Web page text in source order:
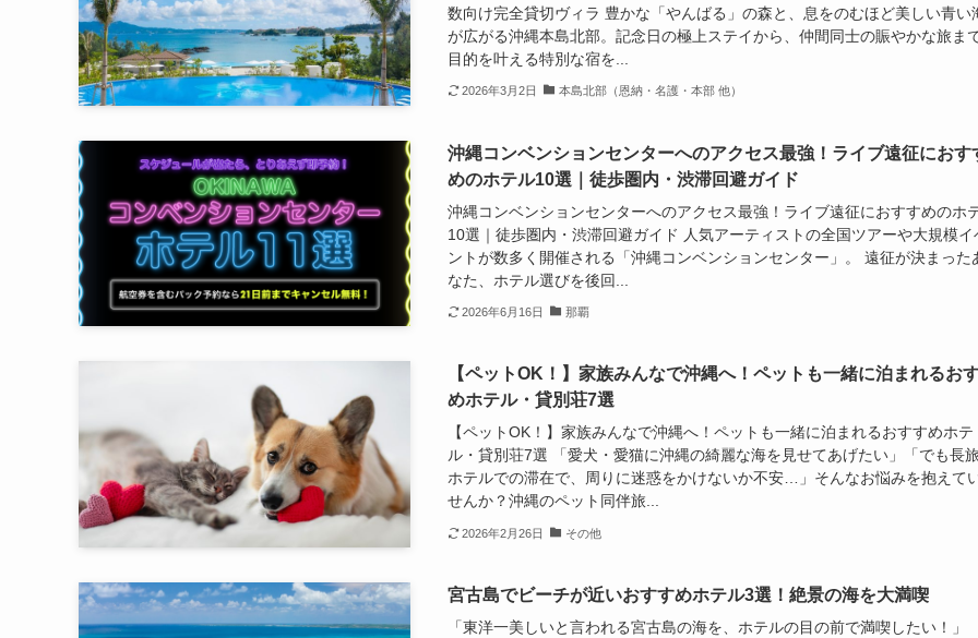
数向け完全貸切ヴィラ 豊かな「やんばる」の森と、息をのむほど美しい青い
が広がる沖縄本島北部。記念日の極上ステイから、仲間同士の賑やかな旅まで
目的を叶える特別な宿を...
2026年3月2日 本島北部（恩納・名護・本部 他）
沖縄コンベンションセンターへのアクセス最強！ライブ遠征におす
めのホテル10選｜徒歩圏内・渋滞回避ガイド
沖縄コンベンションセンターへのアクセス最強！ライブ遠征におすすめのホ
10選｜徒歩圏内・渋滞回避ガイド 人気アーティストの全国ツアーや大規模イ
ントが数多く開催される「沖縄コンベンションセンター」。 遠征が決まった
なた、ホテル選びを後回...
2026年6月16日 那覇
【ペットOK！】家族みんなで沖縄へ！ペットも一緒に泊まれるお
めホテル・貸別荘7選
【ペットOK！】家族みんなで沖縄へ！ペットも一緒に泊まれるおすすめホテ
ル・貸別荘7選 「愛犬・愛猫に沖縄の綺麗な海を見せてあげたい」「でも長
ホテルでの滞在で、周りに迷惑をかけないか不安…」そんなお悩みを抱えて
せんか？沖縄のペット同伴旅...
2026年2月26日 その他
宮古島でビーチが近いおすすめホテル3選！絶景の海を大満喫
「東洋一美しいと言われる宮古島の海を、ホテルの目の前で満喫したい！」